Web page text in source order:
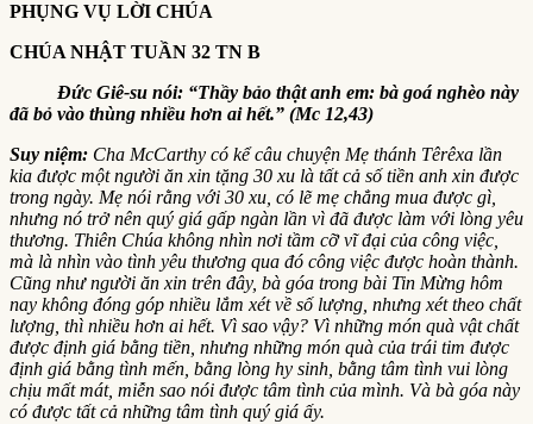
PHỤNG VỤ LỜI CHÚA
CHÚA NHẬT TUẦN 32 TN B
Đức Giê-su nói: “Thầy bảo thật anh em: bà goá nghèo này
đã bỏ vào thùng nhiều hơn ai hết.” (Mc 12,43)
Suy niệm: Cha McCarthy có kể câu chuyện Mẹ thánh Têrêxa lần
kia được một người ăn xin tặng 30 xu là tất cả số tiền anh xin được
trong ngày. Mẹ nói rằng với 30 xu, có lẽ mẹ chẳng mua được gì,
nhưng nó trở nên quý giá gấp ngàn lần vì đã được làm với lòng yêu
thương. Thiên Chúa không nhìn nơi tầm cỡ vĩ đại của công việc,
mà là nhìn vào tình yêu thương qua đó công việc được hoàn thành.
Cũng như người ăn xin trên đây, bà góa trong bài Tin Mừng hôm
nay không đóng góp nhiều lắm xét về số lượng, nhưng xét theo chất
lượng, thì nhiều hơn ai hết. Vì sao vậy? Vì những món quà vật chất
được định giá bằng tiền, nhưng những món quà của trái tim được
định giá bằng tình mến, bằng lòng hy sinh, bằng tâm tình vui lòng
chịu mất mát, miễn sao nói được tâm tình của mình. Và bà góa này
có được tất cả những tâm tình quý giá ấy.